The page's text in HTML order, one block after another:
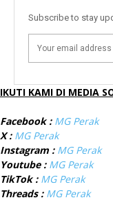
Subscribe to stay
IKUTI KAMI DI MEDIA
Facebook : MG Perak
X : MG Perak
Instagram : MG Perak
Youtube : MG Perak
TikTok : MG Perak
Threads : MG Perak